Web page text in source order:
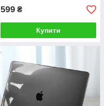
599 ₴
Купити